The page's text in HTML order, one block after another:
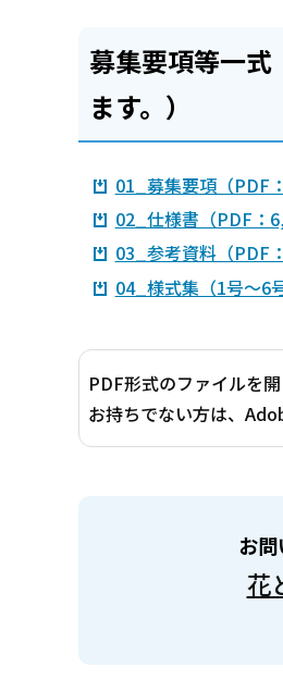
募集要項等一
ます。）
01_募集要項（PDF
02_仕様書（PDF：
03_参考資料（PDF
04_様式集（1号～6
PDF形式のファイルを
お持ちでない方は、
お
花